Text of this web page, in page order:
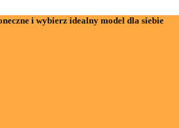
i wybierz idealny model dla siebie